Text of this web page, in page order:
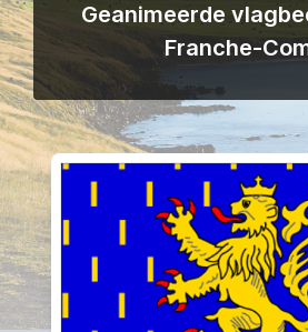
Geanimeerde
Franche-